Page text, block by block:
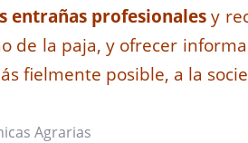
entrañas profesionalesy
de la paja, y ofrecer
fielmente posible, a la
Agrarias